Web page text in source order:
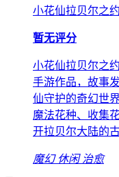
小花仙拉贝尔之约
暂无评分
小花仙拉贝尔之
手游作品，故事
仙守护的奇幻世
魔法花种、收集
开拉贝尔大陆的
魔幻 休闲 治愈